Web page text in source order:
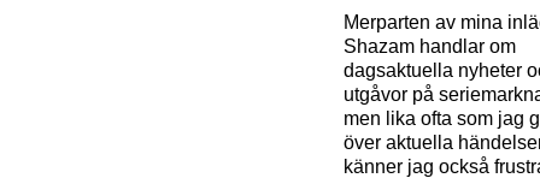
Merparten av mina
Shazam handlar om
dagsaktuella nyheter
utgåvor på
men lika ofta som jag
över aktuella
känner jag också